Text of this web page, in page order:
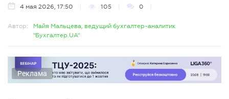
4 мая 2026, 17:50 105 0
Автор:
Майя Мальцева, ведущий бухгалтер-аналитик
"Бухгалтер.UA"
Реклама